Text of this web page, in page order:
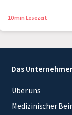
10 min Lesezeit
Das
Über uns
Medizinischer